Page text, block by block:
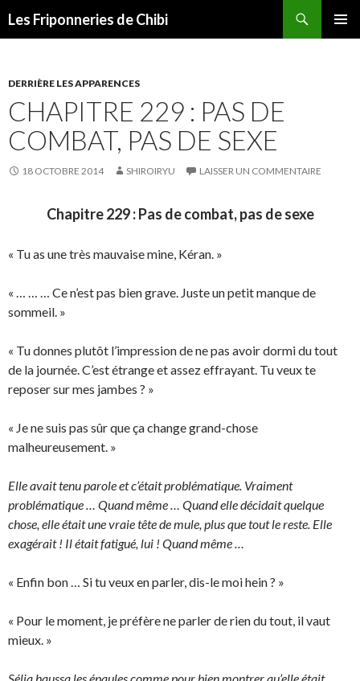
Les Friponneries de Chibi
DERRIÈRE LES APPARENCES
CHAPITRE 229 : PAS DE
COMBAT, PAS DE SEXE
18 OCTOBRE 2014 SHIROIRYU LAISSER UN COMMENTAIRE
Chapitre 229 : Pas de combat, pas de sexe
« Tu as une très mauvaise mine, Kéran. »
« … … … Ce n’est pas bien grave. Juste un petit manque de
sommeil. »
« Tu donnes plutôt l’impression de ne pas avoir dormi du tout
de la journée. C’est étrange et assez effrayant. Tu veux te
reposer sur mes jambes ? »
« Je ne suis pas sûr que ça change grand-chose
malheureusement. »
Elle avait tenu parole et c’était problématique. Vraiment
problématique … Quand même … Quand elle décidait quelque
chose, elle était une vraie tête de mule, plus que tout le reste. Elle
exagérait ! Il était fatigué, lui ! Quand même …
« Enfin bon … Si tu veux en parler, dis-le moi hein ? »
« Pour le moment, je préfère ne parler de rien du tout, il vaut
mieux. »